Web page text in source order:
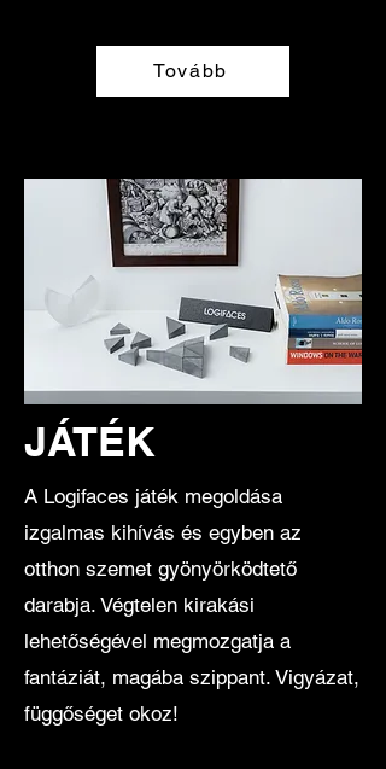
Tovább
JÁTÉK
A Logifaces játék megoldása
izgalmas kihívás és egyben az
otthon szemet gyönyörködtető
darabja. Végtelen kirakási
lehetőségével megmozgatja a
fantáziát, magába szippant. Vigyázat,
függőséget okoz!